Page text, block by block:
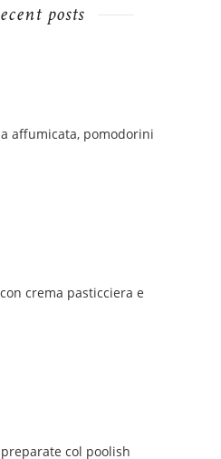
posts
affumicata, pomodorini
crema pasticciera e
col poolish